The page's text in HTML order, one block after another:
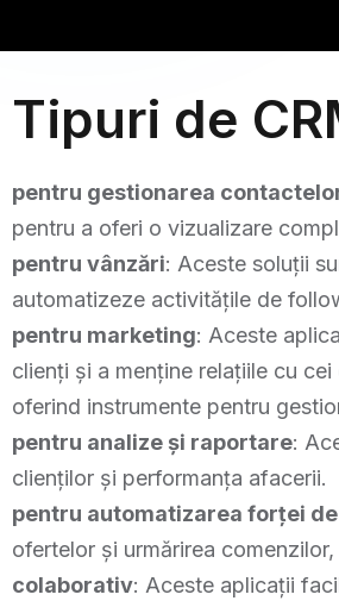
Tipuri de
pentru gestionarea
pentru a oferi o vizualizare
pentru vânzări: Aceste soluții
automatizeze activitățile de
pentru marketing: Aceste
clienți și a menține relațiile cu cei
oferind instrumente pentru
pentru analize și raportare:
clienților și performanța afacerii.
pentru automatizarea forței de
ofertelor și urmărirea
colaborativ: Aceste aplicații